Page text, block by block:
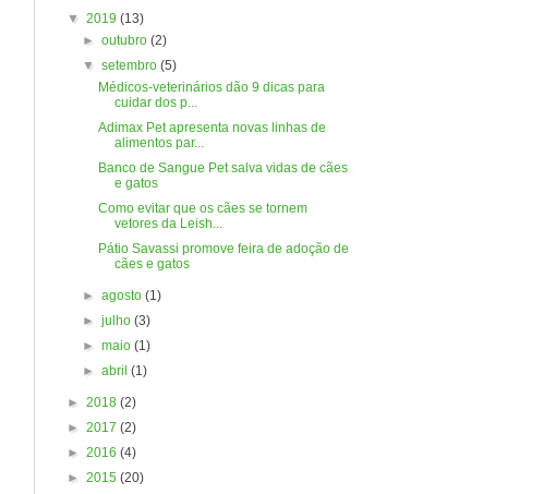
▼ 2019 (13)
► outubro (2)
▼ setembro (5)
Médicos-veterinários dão 9 dicas para
cuidar dos p...
Adimax Pet apresenta novas linhas de
alimentos par...
Banco de Sangue Pet salva vidas de cães
e gatos
Como evitar que os cães se tornem
vetores da Leish...
Pátio Savassi promove feira de adoção de
cães e gatos
► agosto (1)
► julho (3)
► maio (1)
► abril (1)
► 2018 (2)
► 2017 (2)
► 2016 (4)
► 2015 (20)